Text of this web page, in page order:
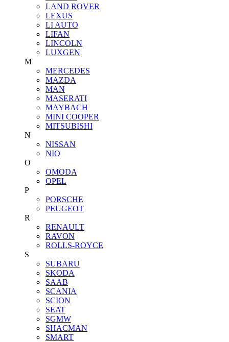
LAND ROVER
LEXUS
LI AUTO
LIFAN
LINCOLN
LUXGEN
M
MERCEDES
MAZDA
MAN
MASERATI
MAYBACH
MINI COOPER
MITSUBISHI
N
NISSAN
NIO
O
OMODA
OPEL
P
PORSCHE
PEUGEOT
R
RENAULT
RAVON
ROLLS-ROYCE
S
SUBARU
SKODA
SAAB
SCANIA
SCION
SEAT
SGMW
SHACMAN
SMART